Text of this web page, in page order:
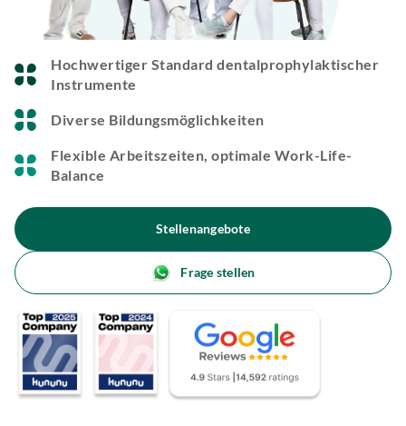
Hochwertiger Standard dentalprophylaktischer
Instrumente
Diverse Bildungsmöglichkeiten
Flexible Arbeitszeiten, optimale Work-Life-
Balance
Stellenangebote
Frage stellen